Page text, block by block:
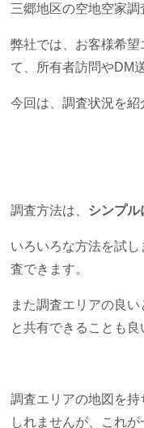
三郷地区の空地空家調
弊社では、お客様希
て、所有者訪問やDM
今回は、調査状況を紹
調査方法は、 シンプル
いろいろな方法を試
査できます。
また調査エリアの良
と共有できることも良
調査エリアの地図を
しれませんが、これが